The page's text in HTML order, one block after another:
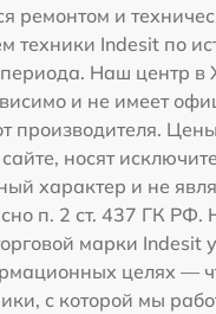
ремонтом и
техники Indesit по
Наш центр в
и не имеет
производителя.
носят
характер и не
п. 2 ст. 437 ГК РФ.
марки Indesit
целях —
с которой мы